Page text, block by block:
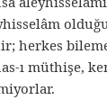
herkes
ı müthişe,